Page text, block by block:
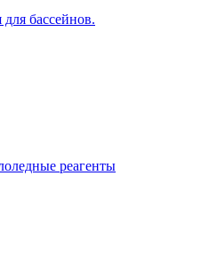
бассейнов.
реагенты